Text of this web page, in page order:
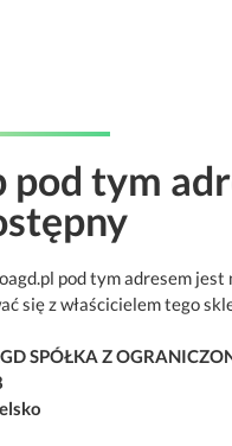
pod tym
pod tym adresem
się z właścicielem tego
SPÓŁKA Z